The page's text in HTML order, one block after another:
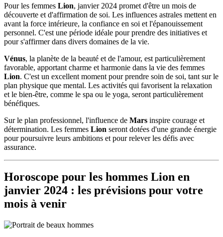
Pour les femmes Lion, janvier 2024 promet d'être un mois de
découverte et d'affirmation de soi. Les influences astrales mettent en
avant la force intérieure, la confiance en soi et l'épanouissement
personnel. C'est une période idéale pour prendre des initiatives et
pour s'affirmer dans divers domaines de la vie.
Vénus, la planète de la beauté et de l'amour, est particulièrement
favorable, apportant charme et harmonie dans la vie des femmes
Lion. C'est un excellent moment pour prendre soin de soi, tant sur le
plan physique que mental. Les activités qui favorisent la relaxation
et le bien-être, comme le spa ou le yoga, seront particulièrement
bénéfiques.
Sur le plan professionnel, l'influence de Mars inspire courage et
détermination. Les femmes Lion seront dotées d'une grande énergie
pour poursuivre leurs ambitions et pour relever les défis avec
assurance.
Horoscope pour les hommes Lion en
janvier 2024 : les prévisions pour votre
mois à venir